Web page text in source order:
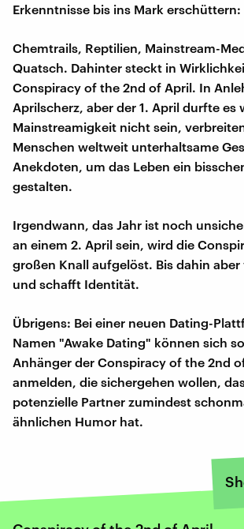
Erkenntnisse bis ins Mark erschüttern:
Chemtrails, Reptilien, Mainstream-
Quatsch. Dahinter steckt in
Conspiracy of the 2nd of April. In
Aprilscherz, aber der 1. April durfte es
Mainstreamigkeit nicht sein,
Menschen weltweit unterhaltsame
Anekdoten, um das Leben ein
gestalten.
Irgendwann, das Jahr ist noch
an einem 2. April sein, wird die
großen Knall aufgelöst. Bis dahin
und schafft Identität.
Übrigens: Bei einer neuen Dating-
Namen "Awake Dating" können sich
Anhänger der Conspiracy of the 2nd
anmelden, die sichergehen wollen,
potenzielle Partner zumindest
ähnlichen Humor hat.